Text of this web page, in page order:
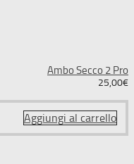
Ambo Secco 2 Pro
25,00€
Aggiungi al carrello